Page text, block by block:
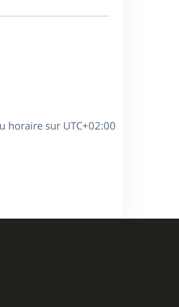
horaire sur UTC+02:00